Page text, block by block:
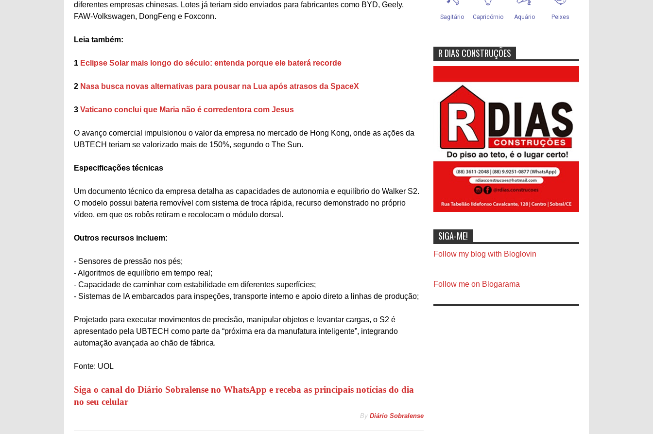
diferentes empresas chinesas. Lotes já teriam sido enviados para fabricantes como BYD, Geely,
FAW-Volkswagen, DongFeng e Foxconn.
Leia também:
1 Eclipse Solar mais longo do século: entenda porque ele baterá recorde
2 Nasa busca novas alternativas para pousar na Lua após atrasos da SpaceX
3 Vaticano conclui que Maria não é corredentora com Jesus
O avanço comercial impulsionou o valor da empresa no mercado de Hong Kong, onde as ações da
UBTECH teriam se valorizado mais de 150%, segundo o The Sun.
Especificações técnicas
Um documento técnico da empresa detalha as capacidades de autonomia e equilíbrio do Walker S2.
O modelo possui bateria removível com sistema de troca rápida, recurso demonstrado no próprio
vídeo, em que os robôs retiram e recolocam o módulo dorsal.
Outros recursos incluem:
- Sensores de pressão nos pés;
- Algoritmos de equilíbrio em tempo real;
- Capacidade de caminhar com estabilidade em diferentes superfícies;
- Sistemas de IA embarcados para inspeções, transporte interno e apoio direto a linhas de produção;
Projetado para executar movimentos de precisão, manipular objetos e levantar cargas, o S2 é
apresentado pela UBTECH como parte da “próxima era da manufatura inteligente”, integrando
automação avançada ao chão de fábrica.
Fonte: UOL
Siga o canal do Diário Sobralense no WhatsApp e receba as principais notícias do dia
no seu celular
By Diário Sobralense
R DIAS CONSTRUÇÕES
SIGA-ME!
Follow my blog with Bloglovin
Follow me on Blogarama